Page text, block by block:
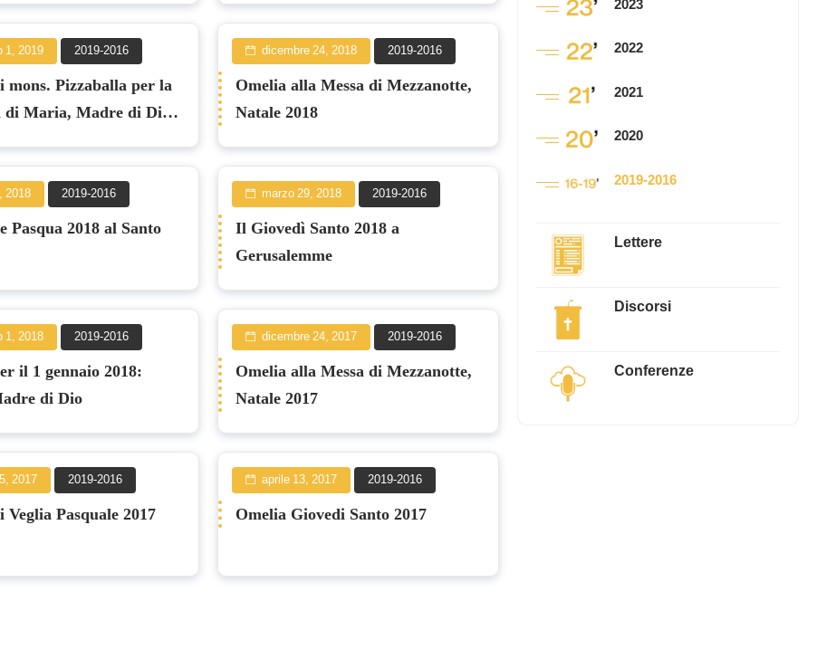
1, 2019 2019-2016
mons. Pizzaballa per la
di Maria, Madre di Dio e
dicembre 24, 2018 2019-2016
Omelia alla Messa di Mezzanotte,
Natale 2018
2018 2019-2016
Pasqua 2018 al Santo
marzo 29, 2018 2019-2016
Il Giovedì Santo 2018 a
Gerusalemme
1, 2018 2019-2016
il 1 gennaio 2018:
di Dio
dicembre 24, 2017 2019-2016
Omelia alla Messa di Mezzanotte,
Natale 2017
2017 2019-2016
Veglia Pasquale 2017
aprile 13, 2017 2019-2016
Omelia Giovedi Santo 2017
2022
2021
2020
2019-2016
Lettere
Discorsi
Conferenze